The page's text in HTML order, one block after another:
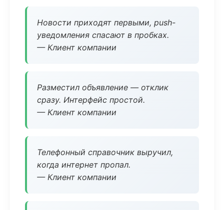
Новости приходят первыми, push-
уведомления спасают в пробках.
— Клиент компании
Разместил объявление — отклик
сразу. Интерфейс простой.
— Клиент компании
Телефонный справочник выручил,
когда интернет пропал.
— Клиент компании